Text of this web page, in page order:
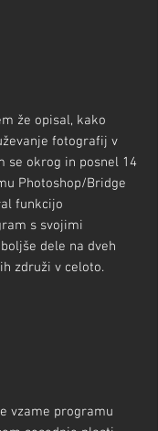
že opisal, kako
fotografij v
se okrog in posnel 14
Photoshop/Bridge
funkcijo
s svojimi
dele na dveh
združi v celoto.
vzame programu